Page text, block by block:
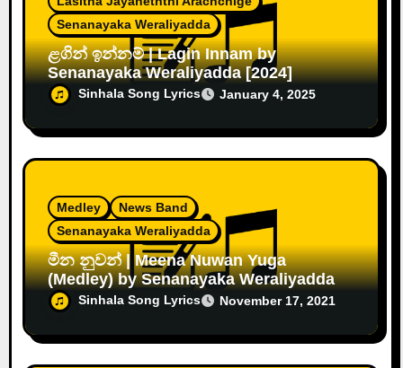
Senanayaka Weraliyadda
ළගින් ඉන්නම් | Lagin Innam by
Senanayaka Weraliyadda [2024]
Sinhala Song Lyrics January 4, 2025
Medley
News Band
Senanayaka Weraliyadda
මීන නුවන් | Meena Nuwan Yuga
(Medley) by Senanayaka Weraliyadda
Sinhala Song Lyrics November 17, 2021